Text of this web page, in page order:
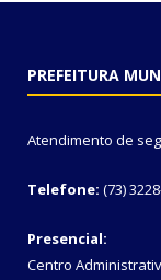
PREFEITURA
Atendimento de
Telefone: (73)
Presencial:
Centro